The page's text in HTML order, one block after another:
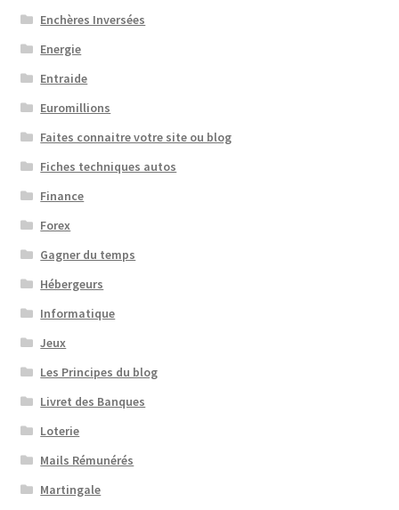
Enchères Inversées
Energie
Entraide
Euromillions
Faites connaitre votre site ou blog
Fiches techniques autos
Finance
Forex
Gagner du temps
Hébergeurs
Informatique
Jeux
Les Principes du blog
Livret des Banques
Loterie
Mails Rémunérés
Martingale